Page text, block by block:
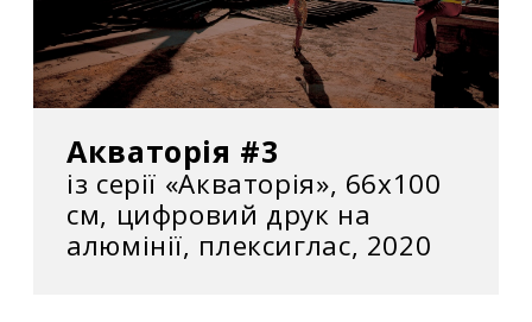
Акваторія #3
із серії «Акваторія», 66х100
см, цифровий друк на
алюмінії, плексиглас, 2020